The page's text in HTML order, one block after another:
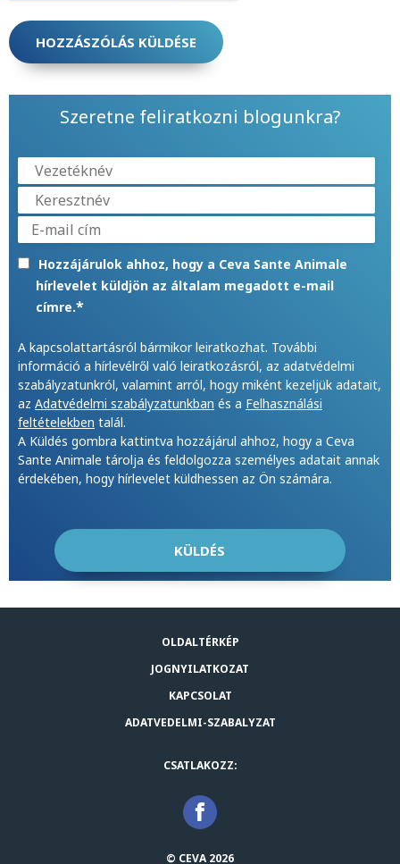
Szeretne feliratkozni blogunkra?
Hozzájárulok ahhoz, hogy a Ceva Sante Animale
hírlevelet küldjön az általam megadott e-mail
címre.*
A kapcsolattartásról bármikor leiratkozhat. További
információ a hírlevélről való leiratkozásról, az adatvédelmi
szabályzatunkról, valamint arról, hogy miként kezeljük adatait,
az Adatvédelmi szabályzatunkban és a Felhasználási
feltételekben talál.
A Küldés gombra kattintva hozzájárul ahhoz, hogy a Ceva
Sante Animale tárolja és feldolgozza személyes adatait annak
érdekében, hogy hírlevelet küldhessen az Ön számára.
OLDALTÉRKÉP
JOGNYILATKOZAT
KAPCSOLAT
ADATVEDELMI-SZABALYZAT
CSATLAKOZZ:
© CEVA 2026